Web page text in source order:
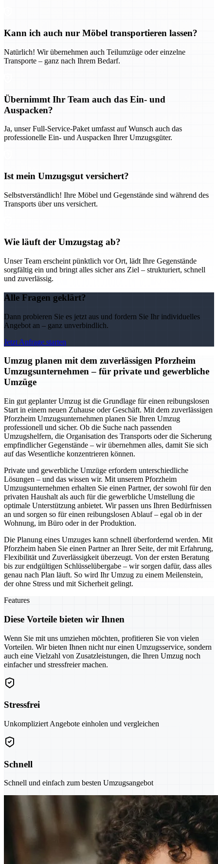
Kann ich auch nur Möbel transportieren lassen?
Natürlich! Wir übernehmen auch Teilumzüge oder einzelne
Transporte – ganz nach Ihrem Bedarf.
Übernimmt Ihr Team auch das Ein- und
Auspacken?
Ja, unser Full-Service-Paket umfasst auf Wunsch auch das
professionelle Ein- und Auspacken Ihrer Umzugsgüter.
Ist mein Umzugsgut versichert?
Selbstverständlich! Ihre Möbel und Gegenstände sind während des
Transports über uns versichert.
Wie läuft der Umzugstag ab?
Unser Team erscheint pünktlich vor Ort, lädt Ihre Gegenstände
sorgfältig ein und bringt alles sicher ans Ziel – strukturiert, schnell
und zuverlässig.
Alle Fragen geklärt?
Dann probieren Sie es jetzt aus und fordern Sie Ihr individuelles
Angebot an – ganz unverbindlich.
Jetzt Anfrage starten
Umzug planen mit dem zuverlässigen Pforzheim
Umzugsunternehmen – für private und gewerbliche
Umzüge
Ein gut geplanter Umzug ist die Grundlage für einen reibungslosen
Start in einem neuen Zuhause oder Geschäft. Mit dem zuverlässigen
Pforzheim Umzugsunternehmen planen Sie Ihren Umzug
professionell und sicher. Ob die Suche nach passenden
Umzugshelfern, die Organisation des Transports oder die Sicherung
empfindlicher Gegenstände – wir übernehmen alles, damit Sie sich
auf das Wesentliche konzentrieren können.
Private und gewerbliche Umzüge erfordern unterschiedliche
Lösungen – und das wissen wir. Mit unserem Pforzheim
Umzugsunternehmen erhalten Sie einen Partner, der sowohl für den
privaten Haushalt als auch für die gewerbliche Umstellung die
optimale Unterstützung anbietet. Wir passen uns Ihren Bedürfnissen
an und sorgen so für einen reibungslosen Ablauf – egal ob in der
Wohnung, im Büro oder in der Produktion.
Die Planung eines Umzuges kann schnell überfordernd werden. Mit
Pforzheim haben Sie einen Partner an Ihrer Seite, der mit Erfahrung,
Flexibilität und Zuverlässigkeit überzeugt. Von der ersten Beratung
bis zur endgültigen Schlüsselübergabe – wir sorgen dafür, dass alles
genau nach Plan läuft. So wird Ihr Umzug zu einem Meilenstein,
der ohne Stress und mit Sicherheit gelingt.
Features
Diese Vorteile bieten wir Ihnen
Wenn Sie mit uns umziehen möchten, profitieren Sie von vielen
Vorteilen. Wir bieten Ihnen nicht nur einen Umzugsservice, sondern
auch eine Vielzahl von Zusatzleistungen, die Ihren Umzug noch
einfacher und stressfreier machen.
Stressfrei
Unkompliziert Angebote einholen und vergleichen
Schnell
Schnell und einfach zum besten Umzugsangebot